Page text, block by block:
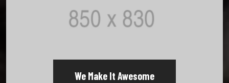
My Dream Gril